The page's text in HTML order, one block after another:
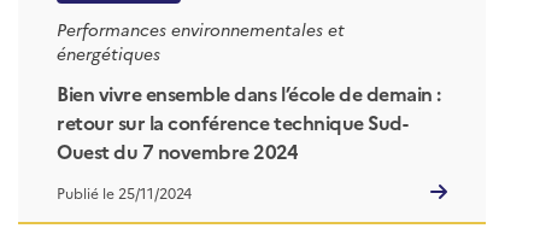
Performances environnementales et
énergétiques
Bien vivre ensemble dans l’école de demain :
retour sur la conférence technique Sud-
Ouest du 7 novembre 2024
Publié le 25/11/2024